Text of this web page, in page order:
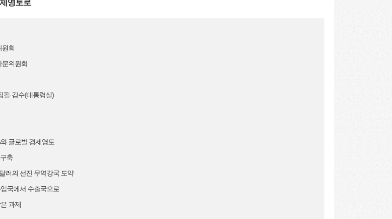
영토로
원회
문위원회
필·감수(대통령실)
글로벌 경제영토
축
러의 선진 무역강국 도약
국에서 수출국으로
과제